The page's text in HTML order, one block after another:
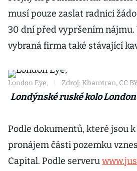
musí pouze zaslat radnici
30 dní před vypršením
vybraná firma také stávající
London Eye, Zdroj: Khamtran, CC
Londýnské ruské kolo London
Podle dokumentů, které jsou
pronájem části pozemku
Capital. Podle serveru